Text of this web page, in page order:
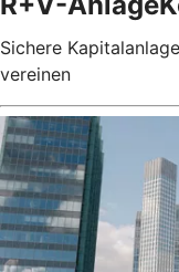
Sichere
vereinen